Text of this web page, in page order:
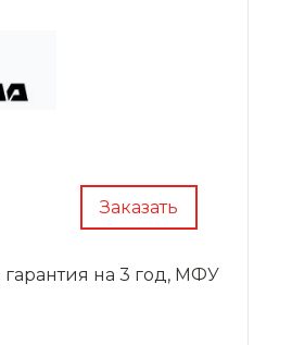
Заказать
на 3 год, МФУ